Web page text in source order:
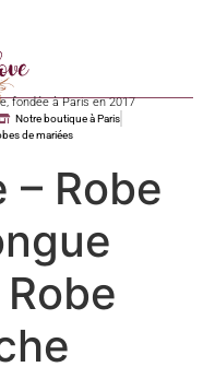
fondée à Paris en 2017
Notre boutique à Paris
de mariées
– Robe